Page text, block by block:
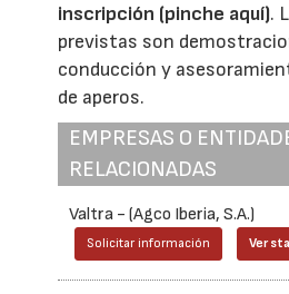
inscripción (pinche aquí).
previstas son
conducción y
de aperos.
EMPRESAS O
RELACIONADAS
Valtra - (Agco Iberia, S.A.)
Solicitar información Ver